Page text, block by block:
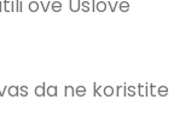
da ne koristite